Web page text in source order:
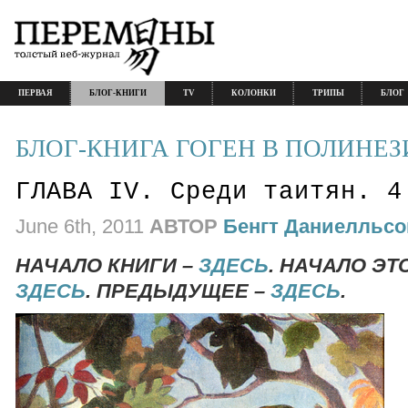
ПЕРВАЯ БЛОГ-КНИГИ TV КОЛОНКИ ТРИПЫ БЛОГ
БЛОГ-КНИГА ГОГЕН В
ГЛАВА IV. Среди таитян.
June 6th, 2011 АВТОР Бенгт
НАЧАЛО КНИГИ – ЗДЕСЬ. НАЧАЛО
ЗДЕСЬ. ПРЕДЫДУЩЕЕ – ЗДЕСЬ.